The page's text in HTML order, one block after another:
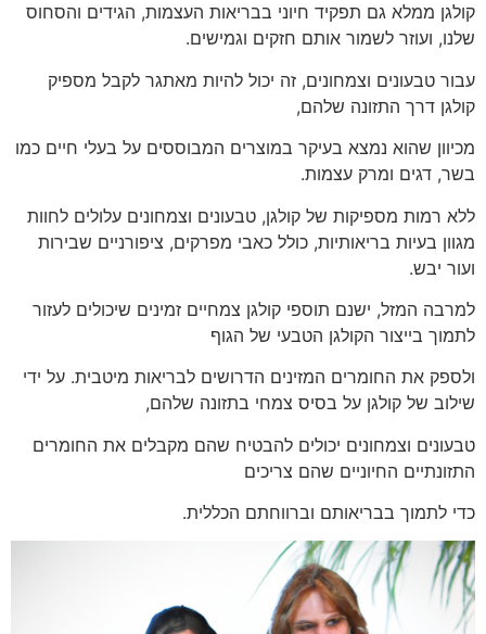
קולגן ממלא גם תפקיד חיוני בבריאות העצמות, הגידים והסחוס
שלנו, ועוזר לשמור אותם חזקים וגמישים.
עבור טבעונים וצמחונים, זה יכול להיות מאתגר לקבל מספיק
קולגן דרך התזונה שלהם,
מכיוון שהוא נמצא בעיקר במוצרים המבוססים על בעלי חיים כמו
בשר, דגים ומרק עצמות.
ללא רמות מספיקות של קולגן, טבעונים וצמחונים עלולים לחוות
מגוון בעיות בריאותיות, כולל כאבי מפרקים, ציפורניים שבירות
ועור יבש.
למרבה המזל, ישנם תוספי קולגן צמחיים זמינים שיכולים לעזור
לתמוך בייצור הקולגן הטבעי של הגוף
ולספק את החומרים המזינים הדרושים לבריאות מיטבית. על ידי
שילוב של קולגן על בסיס צמחי בתזונה שלהם,
טבעונים וצמחונים יכולים להבטיח שהם מקבלים את החומרים
התזונתיים החיוניים שהם צריכים
כדי לתמוך בבריאותם וברווחתם הכללית.